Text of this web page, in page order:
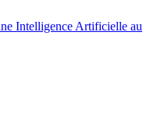
Intelligence Artificielle au